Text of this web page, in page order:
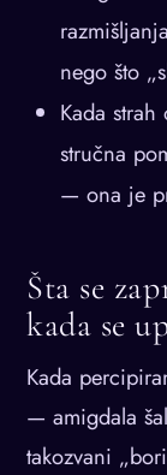
nego što
Kada
stručna
— ona je
Šta se
kada se
Kada
— amigdala
takozvani